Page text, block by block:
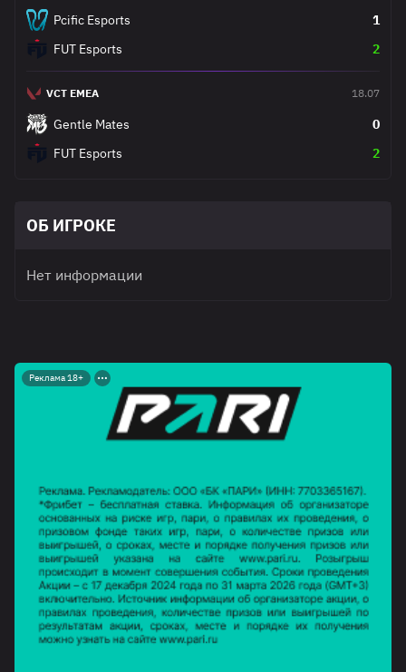
Pcific Esports
1
FUT Esports
2
VCT EMEA 18.07
Gentle Mates
0
FUT Esports
2
ОБ ИГРОКЕ
Нет информации
Реклама 18+